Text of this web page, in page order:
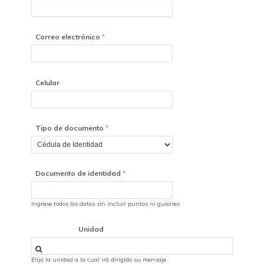
Correo electrónico
Celular
Tipo de documento
Documento de identidad
Ingrese todos los datos sin incluir puntos ni guiones
Unidad
Elija la unidad a la cual irá dirigido su mensaje